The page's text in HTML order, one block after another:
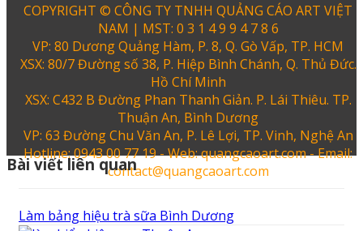
COPYRIGHT © CÔNG TY TNHH QUẢNG CÁO ART VIỆT
NAM | MST: 0 3 1 4 9 9 4 7 8 6
VP: 80 Dương Quảng Hàm, P. 8, Q. Gò Vấp, TP. HCM
XSX: 80/7 Đường số 38, P. Hiệp Bình Chánh, Q. Thủ Đức.
Hồ Chí Minh
XSX: C432 B Đường Phan Thanh Giản. P. Lái Thiêu. TP.
Thuận An, Bình Dương
VP: 63 Đường Chu Văn An, P. Lê Lợi, TP. Vinh, Nghệ An
Hotline: 0943 00 77 19 - Web: quangcaoart.com - Email:
contact@quangcaoart.com
Bài viết liên quan
Làm bảng hiệu trà sữa Bình Dương